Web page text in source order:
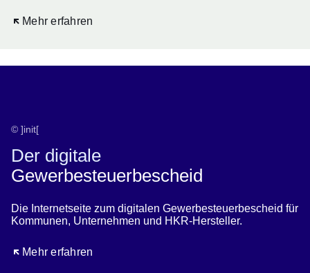
Mehr erfahren
Öffnet sich in einem neuen Fenster
© ]init[
Der digitale
Gewerbesteuerbescheid
Die Internetseite zum digitalen Gewerbesteuerbescheid für
Kommunen, Unternehmen und HKR-Hersteller.
Mehr erfahren
Öffnet sich in einem neuen Fenster